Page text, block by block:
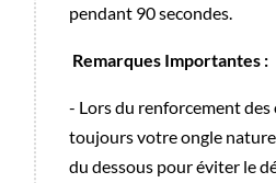
pendant 90 secondes.
Remarques Importantes :
- Lors du renforcement des
toujours votre ongle
du dessous pour éviter le